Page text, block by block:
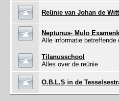
Reünie van Johan de
Neptunus- Mulo
Alle informatie betreffende
Tilanusschool
Alles over de reünie
O.B.L.S in de